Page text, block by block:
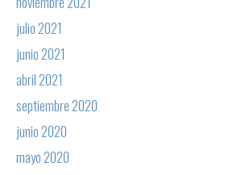
julio 2021
junio 2021
abril 2021
septiembre 2020
junio 2020
mayo 2020